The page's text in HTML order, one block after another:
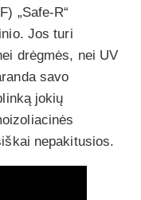
„Safe-R“
Jos turi
drėgmės, nei UV
savo
jokių
nepakitusios.